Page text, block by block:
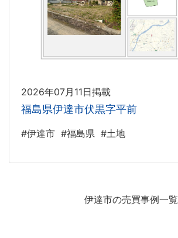
2026年07月11日掲載
福島県伊達市伏黒字平前
#伊達市 #福島県 #土地
伊達市の売買事例一覧